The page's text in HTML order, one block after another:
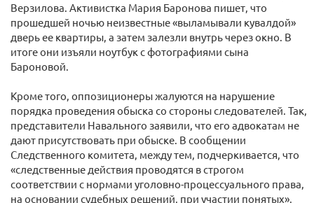
Верзилова. Активистка Мария Баронова пишет, что
прошедшей ночью неизвестные «выламывали кувалдой»
дверь ее квартиры, а затем залезли внутрь через окно. В
итоге они изъяли ноутбук с фотографиями сына
Бароновой.
Кроме того, оппозиционеры жалуются на нарушение
порядка проведения обыска со стороны следователей. Так,
представители Навального заявили, что его адвокатам не
дают присутствовать при обыске. В сообщении
Следственного комитета, между тем, подчеркивается, что
«следственные действия проводятся в строгом
соответствии с нормами уголовно-процессуального права,
на основании судебных решений, при участии понятых».